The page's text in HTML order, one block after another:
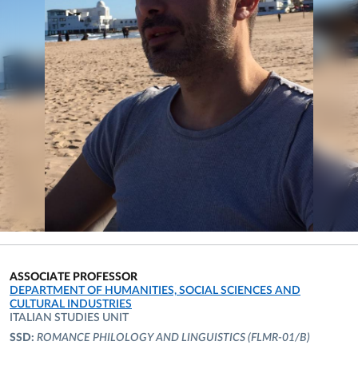
ASSOCIATE PROFESSOR
ORGANIZATIONAL AFFILIATION:
DEPARTMENT OF HUMANITIES, SOCIAL SCIENCES AND
CULTURAL INDUSTRIES
ITALIAN STUDIES UNIT
SSD: ROMANCE PHILOLOGY AND LINGUISTICS (FLMR-01/B)